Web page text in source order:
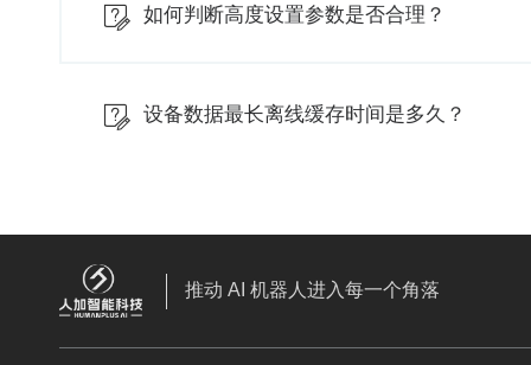
如何判断高度设置参数是否合理？
设备数据最长离线缓存时间是多久？
推动 AI 机器人进入每一个角落